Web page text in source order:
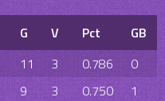
G V Pct
GB
11 3 0.786
0
9 3 0.750
1